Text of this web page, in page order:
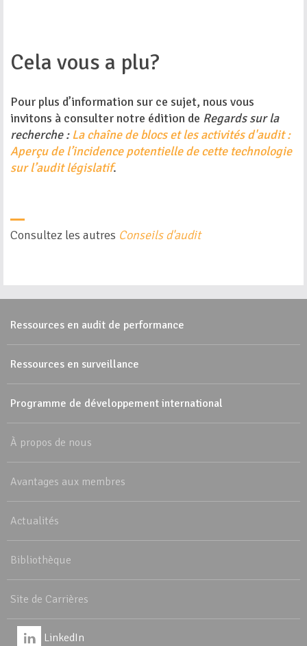
Cela vous a plu?
Pour plus d’information sur ce sujet, nous vous
invitons à consulter notre édition de Regards sur la
recherche : La chaîne de blocs et les activités d'audit :
Aperçu de l’incidence potentielle de cette technologie
sur l’audit législatif.
Consultez les autres Conseils d'audit
Ressources en audit de performance
Ressources en surveillance
Programme de développement international
À propos de nous
Avantages aux membres
Actualités
Bibliothèque
Site de Carrières
LinkedIn